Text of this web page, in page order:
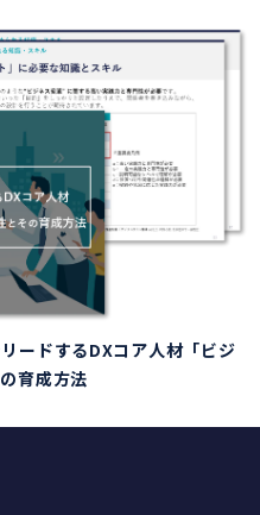
ードするDXコア人材「ビジ
育成方法